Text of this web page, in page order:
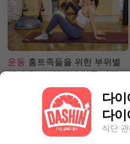
운동 홈트족들을 위한 부위별
필라테스 – 허벅지 안쪽 라인
다
다
식단